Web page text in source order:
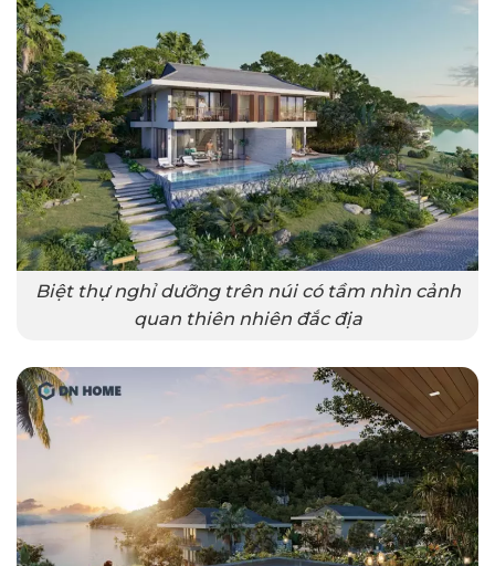
Biệt thự nghỉ dưỡng trên núi có tầm nhìn cảnh
quan thiên nhiên đắc địa